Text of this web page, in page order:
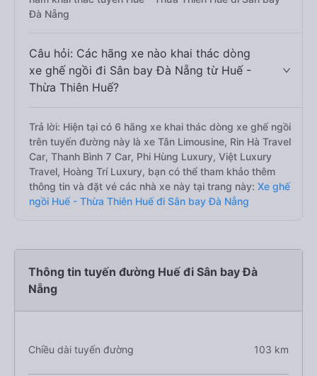
Đà Nẵng
Câu hỏi: Các hãng xe nào khai thác dòng
xe ghế ngồi đi Sân bay Đà Nẵng từ Huế -
Thừa Thiên Huế?
Trả lời: Hiện tại có 6 hãng xe khai thác dòng xe ghế ngồi
trên tuyến đường này là xe Tân Limousine, Rin Hà Travel
Car, Thanh Bình 7 Car, Phi Hùng Luxury, Việt Luxury
Travel, Hoàng Trí Luxury, bạn có thể tham khảo thêm
thông tin và đặt vé các nhà xe này tại trang này: Xe ghế
ngồi Huế - Thừa Thiên Huế đi Sân bay Đà Nẵng
Thông tin tuyến đường Huế đi Sân bay Đà
Nẵng
Chiều dài tuyến đường 103 km